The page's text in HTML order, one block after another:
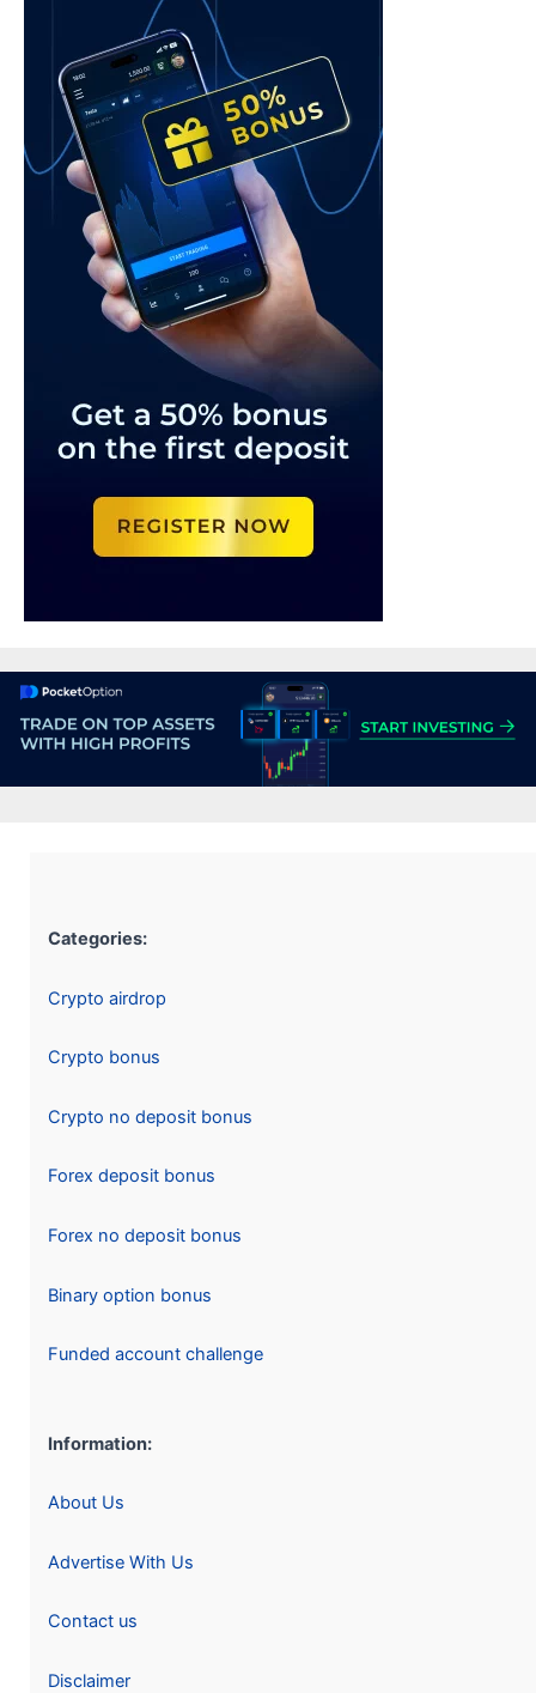
Categories:
Crypto airdrop
Crypto bonus
Crypto no deposit bonus
Forex deposit bonus
Forex no deposit bonus
Binary option bonus
Funded account challenge
Information:
About Us
Advertise With Us
Contact us
Disclaimer